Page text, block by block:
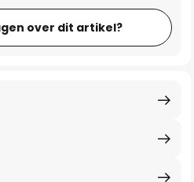
over dit artikel?